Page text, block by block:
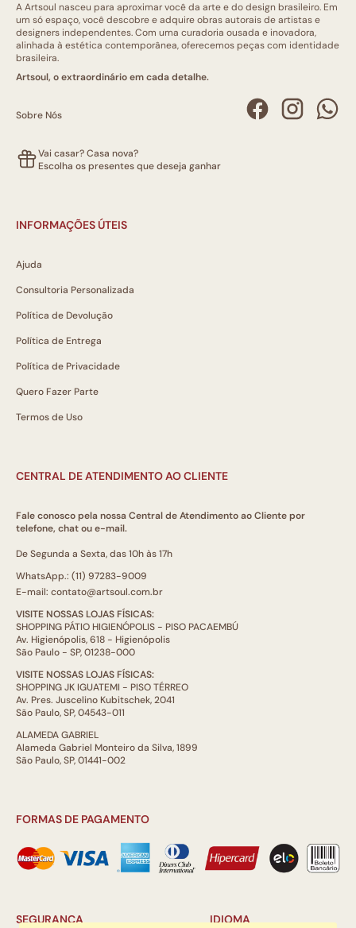
A Artsoul nasceu para aproximar você da arte e do design brasileiro. Em
um só espaço, você descobre e adquire obras autorais de artistas e
designers independentes. Com uma curadoria ousada e inovadora,
alinhada à estética contemporânea, oferecemos peças com identidade
brasileira.
Artsoul, o extraordinário em cada detalhe.
Sobre Nós
Vai casar? Casa nova?
Escolha os presentes que deseja ganhar
INFORMAÇÕES ÚTEIS
Ajuda
Consultoria Personalizada
Política de Devolução
Política de Entrega
Política de Privacidade
Quero Fazer Parte
Termos de Uso
CENTRAL DE ATENDIMENTO AO CLIENTE
Fale conosco pela nossa Central de Atendimento ao Cliente por
telefone, chat ou e-mail.
De Segunda a Sexta, das 10h às 17h
WhatsApp.: (11) 97283-9009
E-mail: contato@artsoul.com.br
VISITE NOSSAS LOJAS FÍSICAS:
SHOPPING PÁTIO HIGIENÓPOLIS - PISO PACAEMBÚ
Av. Higienópolis, 618 - Higienópolis
São Paulo - SP, 01238-000
VISITE NOSSAS LOJAS FÍSICAS:
SHOPPING JK IGUATEMI - PISO TÉRREO
Av. Pres. Juscelino Kubitschek, 2041
São Paulo, SP, 04543-011
ALAMEDA GABRIEL
Alameda Gabriel Monteiro da Silva, 1899
São Paulo, SP, 01441-002
FORMAS DE PAGAMENTO
SEGURANÇA IDIOMA